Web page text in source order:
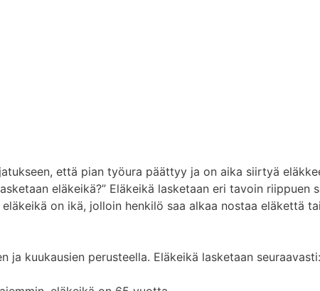
että pian työura päättyy ja on aika siirtyä
eläkeikä?” Eläkeikä lasketaan eri tavoin riippuen
on ikä, jolloin henkilö saa alkaa nostaa eläkettä tai
ja kuukausien perusteella. Eläkeikä lasketaan seuraavasti: